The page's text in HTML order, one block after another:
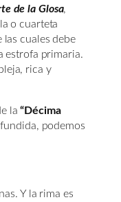
de la Glosa,
o cuarteta
las cuales debe
estrofa primaria.
rica y
la“Décima
podemos
Y la rima es